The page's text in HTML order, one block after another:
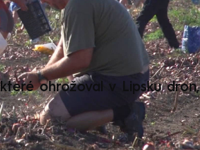
ohrožoval v Lipsku dron,